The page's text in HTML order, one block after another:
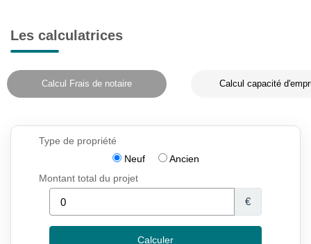
Les calculatrices
Calcul Frais de notaire Calcul capacité